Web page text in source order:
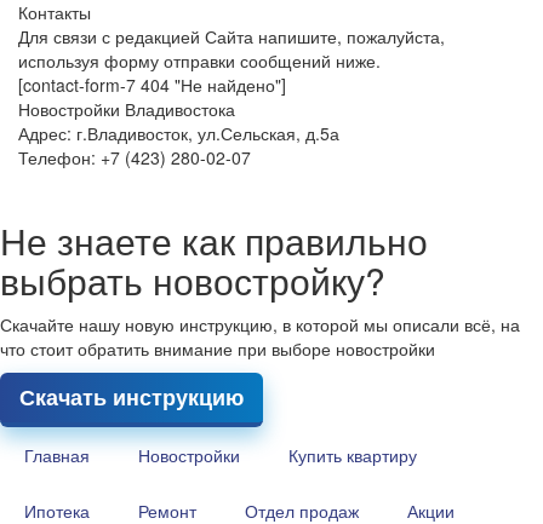
Контакты
Для связи с редакцией Сайта напишите, пожалуйста,
используя форму отправки сообщений ниже.
[contact-form-7 404 "Не найдено"]
Новостройки Владивостока
Адрес: г.Владивосток, ул.Сельская, д.5а
Телефон: +7 (423) 280-02-07
Не знаете как правильно
выбрать новостройку?
Скачайте нашу новую инструкцию, в которой мы описали всё, на
что стоит обратить внимание при выборе новостройки
Скачать инструкцию
Главная Новостройки Купить квартиру
Ипотека Ремонт Отдел продаж
Акции